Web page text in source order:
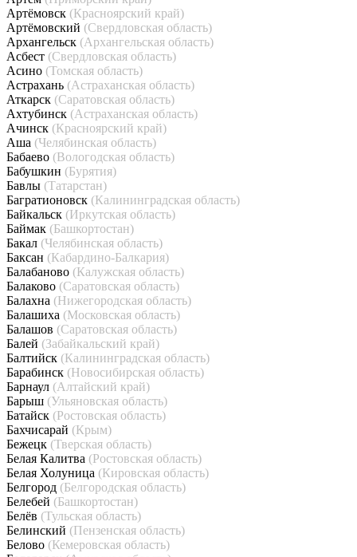
Артёмовск (Красноярский край)
Артёмовский (Свердловская область)
Архангельск (Архангельская область)
Асбест (Свердловская область)
Асино (Томская область)
Астрахань (Астраханская область)
Аткарск (Саратовская область)
Ахтубинск (Астраханская область)
Ачинск (Красноярский край)
Аша (Челябинская область)
Бабаево (Вологодская область)
Бабушкин (Бурятия)
Бавлы (Татарстан)
Багратионовск (Калининградская область)
Байкальск (Иркутская область)
Баймак (Башкортостан)
Бакал (Челябинская область)
Баксан (Кабардино-Балкария)
Балабаново (Калужская область)
Балаково (Саратовская область)
Балахна (Нижегородская область)
Балашиха (Московская область)
Балашов (Саратовская область)
Балей (Забайкальский край)
Балтийск (Калининградская область)
Барабинск (Новосибирская область)
Барнаул (Алтайский край)
Барыш (Ульяновская область)
Батайск (Ростовская область)
Бахчисарай (Крым)
Бежецк (Тверская область)
Белая Калитва (Ростовская область)
Белая Холуница (Кировская область)
Белгород (Белгородская область)
Белебей (Башкортостан)
Белёв (Тульская область)
Белинский (Пензенская область)
Белово (Кемеровская область)